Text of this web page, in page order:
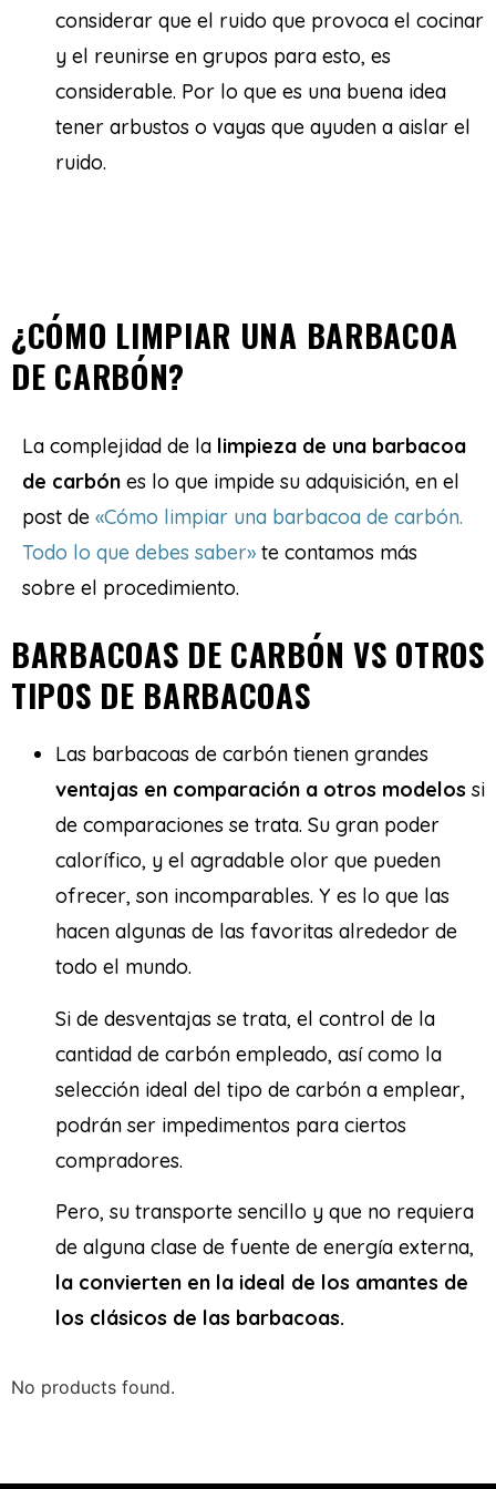
considerar que el ruido que provoca el cocinar
y el reunirse en grupos para esto, es
considerable. Por lo que es una buena idea
tener arbustos o vayas que ayuden a aislar el
ruido.
¿CÓMO LIMPIAR UNA BARBACOA
DE CARBÓN?
La complejidad de la limpieza de una barbacoa
de carbón es lo que impide su adquisición, en el
post de «Cómo limpiar una barbacoa de carbón.
Todo lo que debes saber» te contamos más
sobre el procedimiento.
BARBACOAS DE CARBÓN VS OTROS
TIPOS DE BARBACOAS
Las barbacoas de carbón tienen grandes
ventajas en comparación a otros modelos si
de comparaciones se trata. Su gran poder
calorífico, y el agradable olor que pueden
ofrecer, son incomparables. Y es lo que las
hacen algunas de las favoritas alrededor de
todo el mundo.
Si de desventajas se trata, el control de la
cantidad de carbón empleado, así como la
selección ideal del tipo de carbón a emplear,
podrán ser impedimentos para ciertos
compradores.
Pero, su transporte sencillo y que no requiera
de alguna clase de fuente de energía externa,
la convierten en la ideal de los amantes de
los clásicos de las barbacoas.
No products found.